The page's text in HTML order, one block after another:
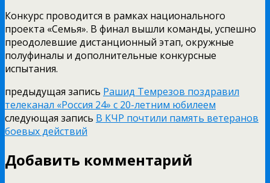
Конкурс проводится в рамках национального
проекта «Семья». В финал вышли команды, успешно
преодолевшие дистанционный этап, окружные
полуфиналы и дополнительные конкурсные
испытания.
предыдущая запись Рашид Темрезов поздравил
телеканал «Россия 24» с 20-летним юбилеем
следующая запись В КЧР почтили память ветеранов
боевых действий
Добавить комментарий